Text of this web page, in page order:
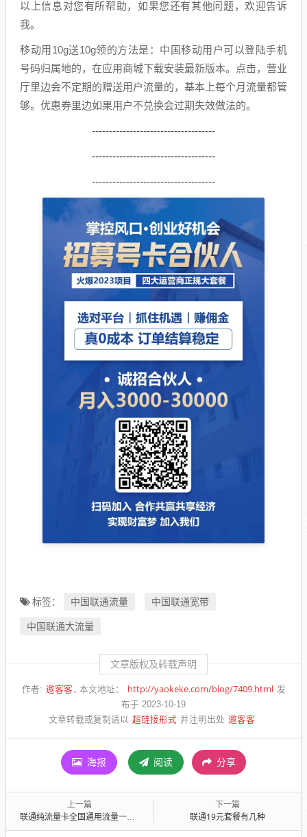
以上信息对您有所帮助，如果您还有其他问题，欢迎告诉
我。
移动用10g送10g领的方法是：中国移动用户可以登陆手机
号码归属地的，在应用商城下载安装最新版本。点击，营业
厅里边会不定期的赠送用户流量的，基本上每个月流量都管
够。优惠券里边如果用户不兑换会过期失效做法的。
------------------------------------
------------------------------------
------------------------------------
标签： 中国联通流量
中国联通宽带
中国联通大流量
文章版权及转载声明
作者: 邀客客 本文地址： http://yaokeke.com/blog/7409.html 发
布于 2023-10-19
文章转载或复制请以 超链接形式 并注明出处 邀客客
海报 阅读 分享
上一篇
联通纯流量卡全国通用流量一个月多少钱
下一篇
联通19元套餐有几种